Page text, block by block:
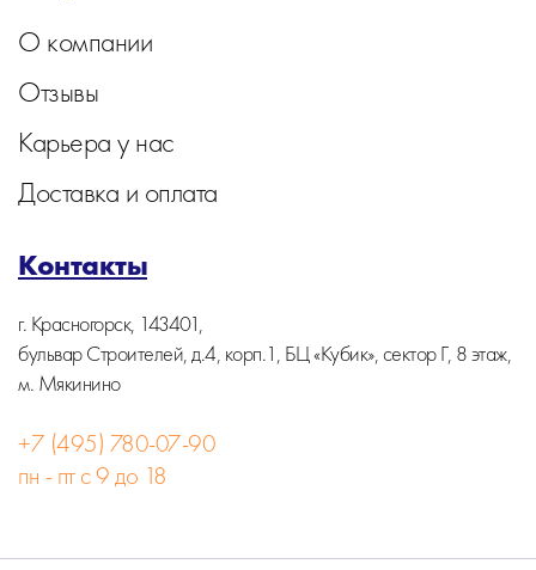
О компании
Отзывы
Карьера у нас
Доставка и оплата
Контакты
г. Красногорск, 143401,
бульвар Строителей, д.4, корп.1, БЦ «Кубик», сектор Г, 8 этаж,
м. Мякинино
+7 (495) 780-07-90
пн - пт с 9 до 18